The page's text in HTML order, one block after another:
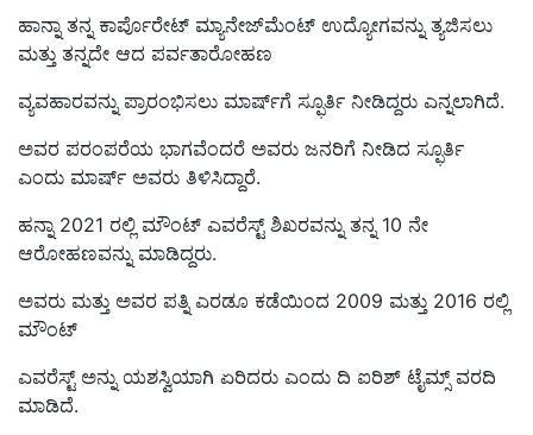
ಹಾನ್ನಾ ತನ್ನ ಕಾರ್ಪೊರೇಟ್ ಮ್ಯಾನೇಜ್‌ಮೆಂಟ್ ಉದ್ಯೋಗವನ್ನು ತ್ಯಜಿಸಲು
ಮತ್ತು ತನ್ನದೇ ಆದ ಪರ್ವತಾರೋಹಣ
ವ್ಯವಹಾರವನ್ನು ಪ್ರಾರಂಭಿಸಲು ಮಾರ್ಷ್‌ಗೆ ಸ್ಫೂರ್ತಿ ನೀಡಿದ್ದರು ಎನ್ನಲಾಗಿದೆ.
ಅವರ ಪರಂಪರೆಯ ಭಾಗವೆಂದರೆ ಅವರು ಜನರಿಗೆ ನೀಡಿದ ಸ್ಫೂರ್ತಿ
ಎಂದು ಮಾರ್ಷ್ ಅವರು ತಿಳಿಸಿದ್ದಾರೆ.
ಹನ್ನಾ 2021 ರಲ್ಲಿ ಮೌಂಟ್ ಎವರೆಸ್ಟ್ ಶಿಖರವನ್ನು ತನ್ನ 10 ನೇ
ಆರೋಹಣವನ್ನು ಮಾಡಿದ್ದರು.
ಅವರು ಮತ್ತು ಅವರ ಪತ್ನಿ ಎರಡೂ ಕಡೆಯಿಂದ 2009 ಮತ್ತು 2016 ರಲ್ಲಿ
ಮೌಂಟ್
ಎವರೆಸ್ಟ್ ಅನ್ನು ಯಶಸ್ವಿಯಾಗಿ ಏರಿದರು ಎಂದು ದಿ ಐರಿಶ್ ಟೈಮ್ಸ್ ವರದಿ
ಮಾಡಿದೆ.